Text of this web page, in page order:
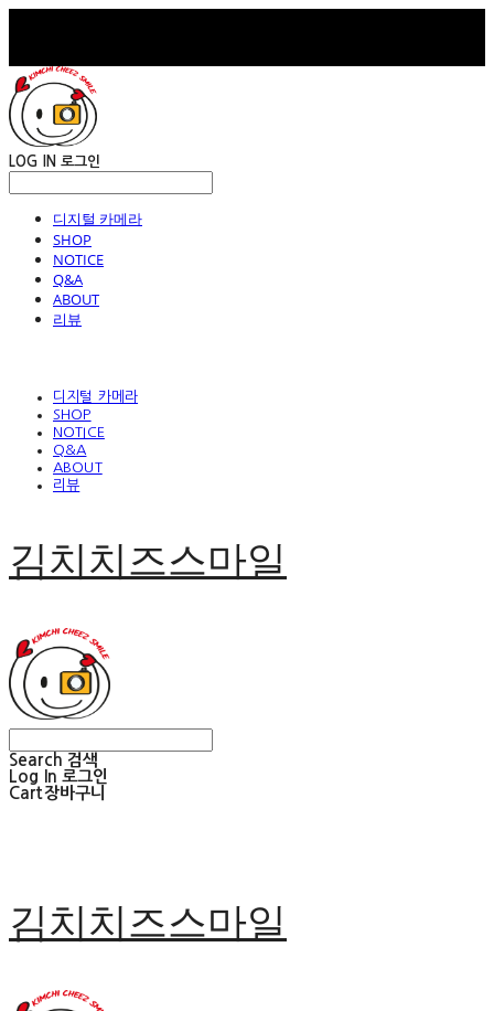
LOG IN 로그인
디지털 카메라
SHOP
NOTICE
Q&A
ABOUT
리뷰
디지털 카메라
SHOP
NOTICE
Q&A
ABOUT
리뷰
김치치즈스마일
Search 검색
Log In 로그인
Cart장바구니
김치치즈스마일